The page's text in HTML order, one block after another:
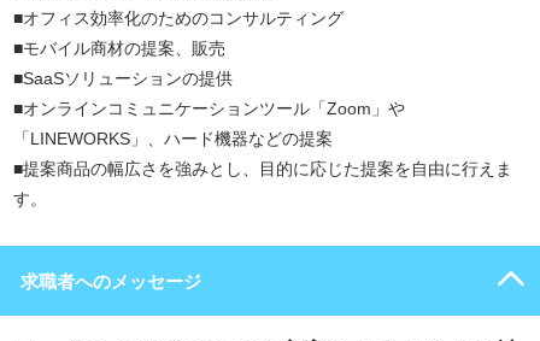
■オフィス効率化のためのコンサルティング
■モバイル商材の提案、販売
■SaaSソリューションの提供
■オンラインコミュニケーションツール「Zoom」や
「LINEWORKS」、ハード機器などの提案
■提案商品の幅広さを強みとし、目的に応じた提案を自由に行えま
す。
求職者へのメッセージ